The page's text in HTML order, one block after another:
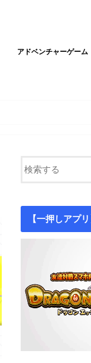
アドベンチャーゲーム
【一押しアプ